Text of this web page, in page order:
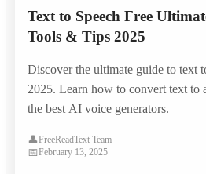
Text to Speech Free
Tools & Tips 2025
Discover the ultimate guide to text
2025. Learn how to convert text to
the best AI voice generators.
👤FreeReadText Team
📅February 13, 2025